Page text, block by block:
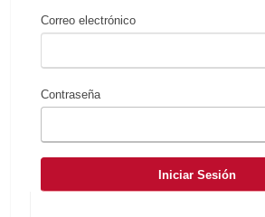
Correo electrónico
Contraseña
Iniciar Sesión